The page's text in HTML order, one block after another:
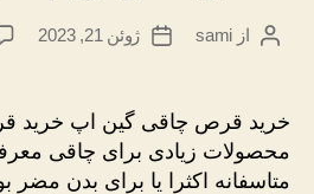
نویسندهٔ
از sami
تاریخژوئن 21, 2023
خرید قرص چاقی گین اپ خرید
محصولات زیادی برای چاقی
متاسفانه اکثرا یا برای بدن مضر